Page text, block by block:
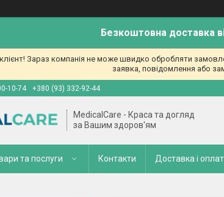
Безкоштовна доставка
Зараз компанія не може швидко обробляти
заявка, повідомлення або
10-74 +380 (93) 332-92-44
MedicalCare - Краса та догляд
за Вашим здоров'ям
та послуги Контакти Доставка і